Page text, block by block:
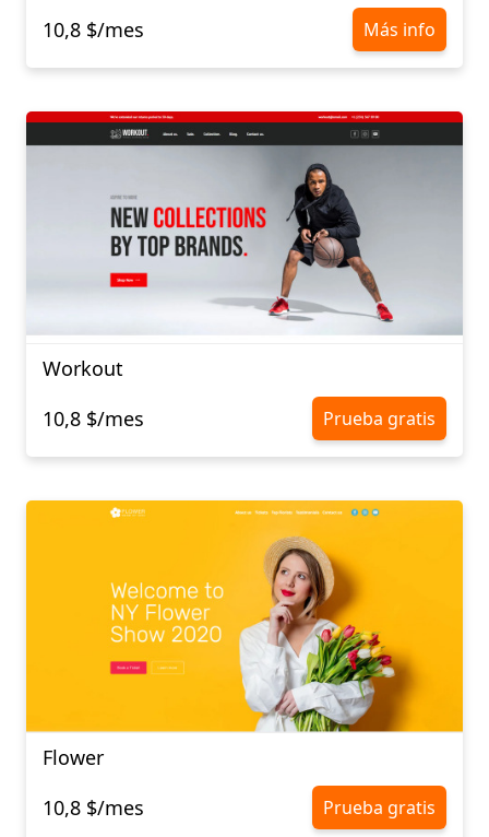
10,8 $/mes
Más info
Workout
10,8 $/mes
Prueba gratis
Flower
10,8 $/mes
Prueba gratis